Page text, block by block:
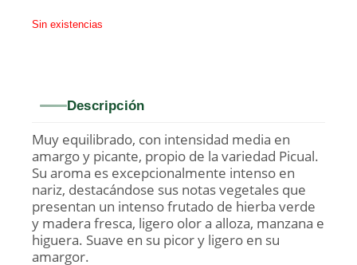
Sin existencias
Descripción
Muy equilibrado, con intensidad media en
amargo y picante, propio de la variedad Picual.
Su aroma es excepcionalmente intenso en
nariz, destacándose sus notas vegetales que
presentan un intenso frutado de hierba verde
y madera fresca, ligero olor a alloza, manzana e
higuera. Suave en su picor y ligero en su
amargor.